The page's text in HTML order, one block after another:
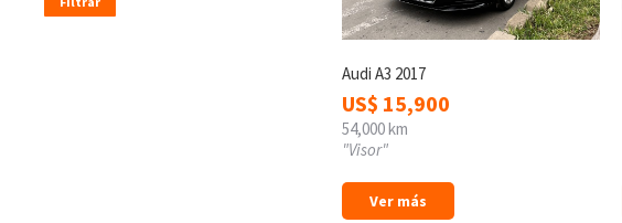
Audi A3 2017
US$ 15,900
54,000 km
"Visor"
Ver más